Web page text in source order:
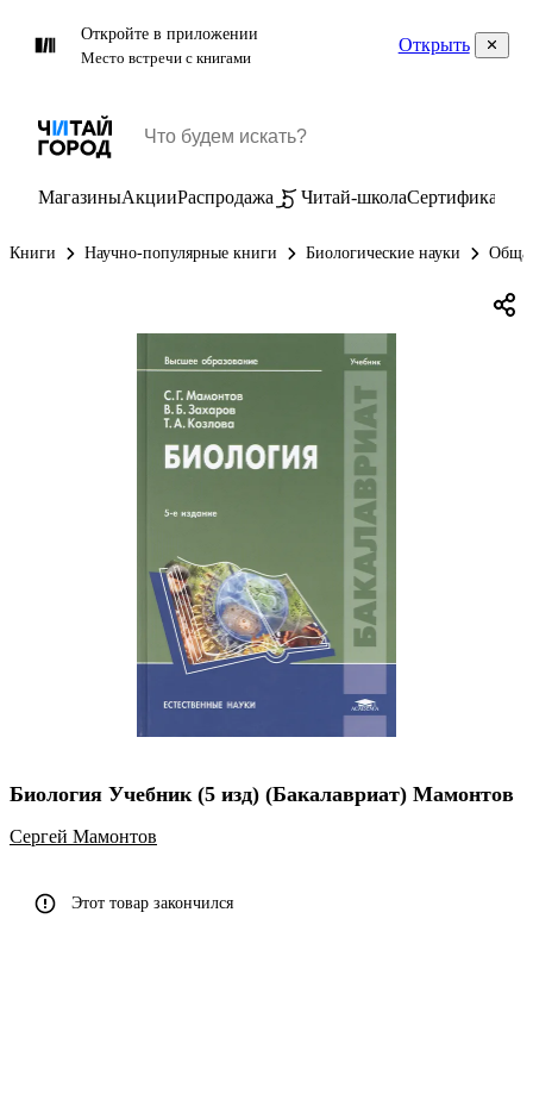
Откройте в приложении
Место встречи с книгами
Открыть
МагазиныАкцииРаспродажа Читай-школаСертификаты
Книги Научно-популярные книги Биологические науки
Биология Учебник (5 изд) (Бакалавриат) Мамонтов
Сергей Мамонтов
Этот товар закончился